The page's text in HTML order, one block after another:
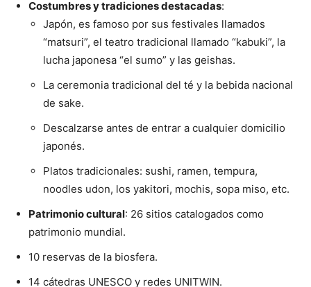
Costumbres y tradiciones destacadas:
Japón, es famoso por sus festivales llamados
“matsuri”, el teatro tradicional llamado “kabuki”, la
lucha japonesa “el sumo” y las geishas.
La ceremonia tradicional del té y la bebida nacional
de sake.
Descalzarse antes de entrar a cualquier domicilio
japonés.
Platos tradicionales: sushi, ramen, tempura,
noodles udon, los yakitori, mochis, sopa miso, etc.
Patrimonio cultural: 26 sitios catalogados como
patrimonio mundial.
10 reservas de la biosfera.
14 cátedras UNESCO y redes UNITWIN.